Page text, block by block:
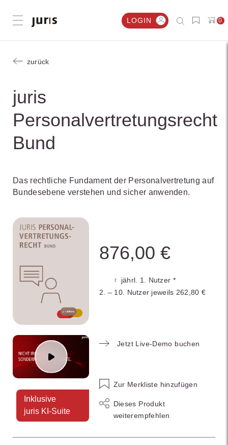
Menü öffnen LOGIN 0
zurück
juris
Personalvertretungsrecht
Bund
Das rechtliche Fundament der Personalvertretung auf
Bundesebene verstehen und sicher anwenden.
Inklusive
juris KI-Suite
876,00 €
jährl. 1. Nutzer *
2. – 10. Nutzer jeweils 262,80 €
Zur Merkliste hinzufügen
Dieses Produkt
weiterempfehlen
Jetzt Live-Demo buchen